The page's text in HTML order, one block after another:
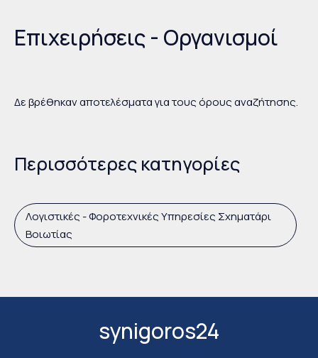
Επιχειρήσεις - Οργανισμοί
Δε βρέθηκαν αποτελέσματα για τους όρους αναζήτησης.
Περισσότερες κατηγορίες
Λογιστικές - Φοροτεχνικές Υπηρεσίες Σχηματάρι
Βοιωτίας
synigoros24